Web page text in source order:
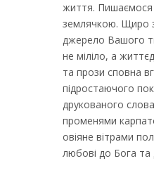
життя.
землячкою. Щиро
джерело Вашого
не міліло, а
та прози сповна
підростаючого
друкованого
променями
овіяне вітрами
любові до Бога та